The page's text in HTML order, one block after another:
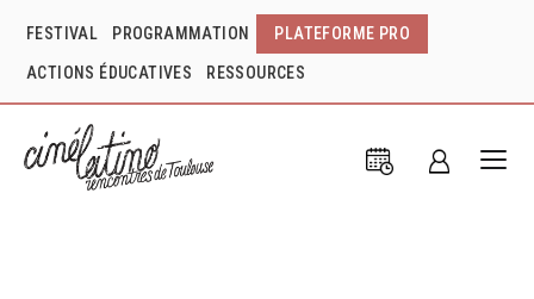
FESTIVAL PROGRAMMATION PLATEFORME PRO
ACTIONS ÉDUCATIVES RESSOURCES